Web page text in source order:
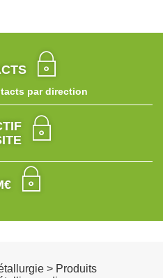
par direction
> Produits